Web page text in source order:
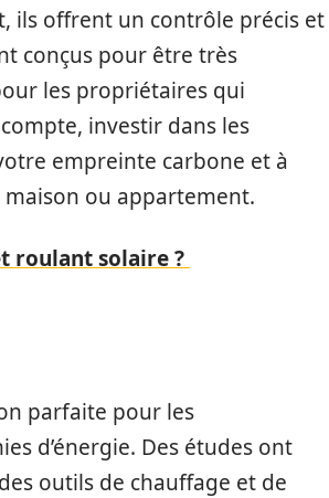
ils offrent un contrôle précis et
conçus pour être très
les propriétaires qui
investir dans les
empreinte carbone et à
ou appartement.
roulant solaire ?
parfaite pour les
d’énergie. Des études ont
outils de chauffage et de